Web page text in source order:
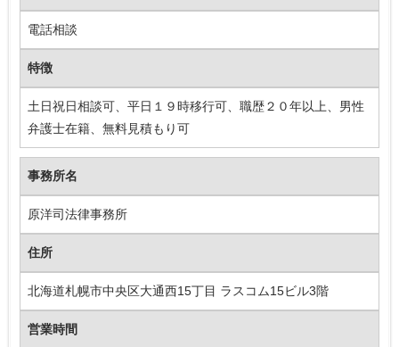
電話相談
特徴
土日祝日相談可、平日１９時移行可、職歴２０年以上、男性
弁護士在籍、無料見積もり可
事務所名
原洋司法律事務所
住所
北海道札幌市中央区大通西15丁目 ラスコム15ビル3階
営業時間